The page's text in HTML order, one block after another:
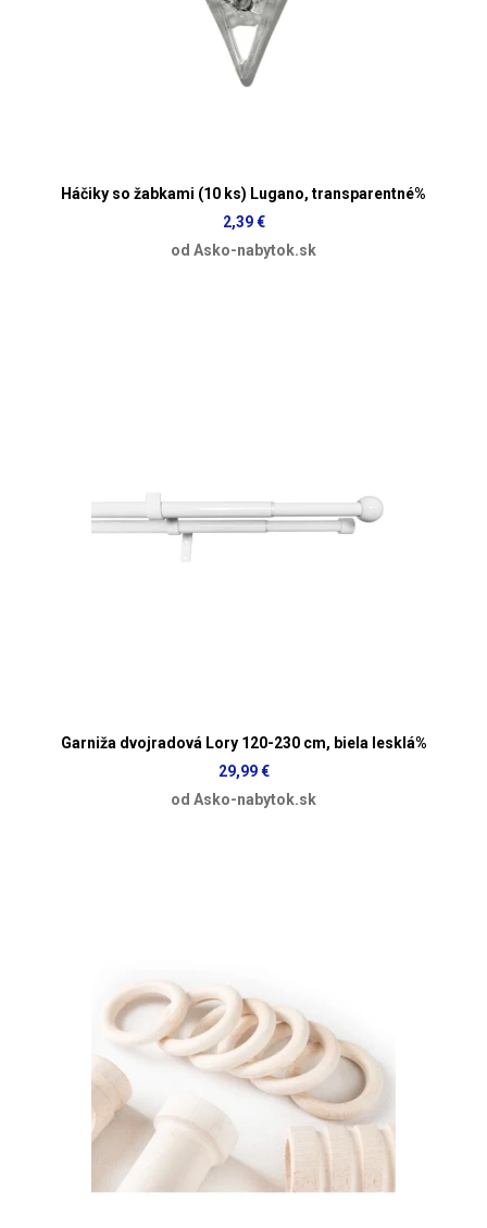
Háčiky so žabkami (10 ks) Lugano, transparentné%
2,39 €
od Asko-nabytok.sk
Garniža dvojradová Lory 120-230 cm, biela lesklá%
29,99 €
od Asko-nabytok.sk